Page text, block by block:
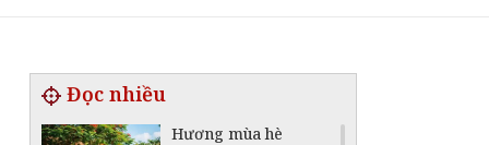
Đọc nhiều
Hương mùa hè